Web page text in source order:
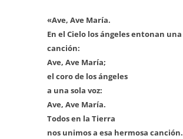
«Ave, Ave María.
En el Cielo los ángeles entonan una
canción:
Ave, Ave María;
el coro de los ángeles
a una sola voz:
Ave, Ave María.
Todos en la Tierra
nos unimos a esa hermosa canción.